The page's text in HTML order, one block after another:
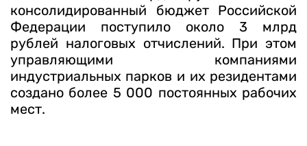
консолидированный бюджет Российской
Федерации поступило около 3 млрд
рублей налоговых отчислений. При этом
управляющими компаниями
индустриальных парков и их резидентами
создано более 5 000 постоянных рабочих
мест.